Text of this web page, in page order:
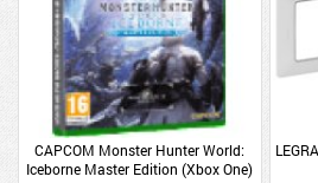
CAPCOM Monster Hunter World:
Iceborne Master Edition (Xbox One)